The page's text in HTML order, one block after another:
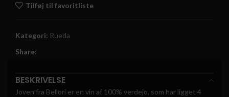
Tilføj til favoritliste
Kategori: Rueda
Share:
BESKRIVELSE
Joven fra Bellori er en vin af 100% verdejo, som har ligget 4